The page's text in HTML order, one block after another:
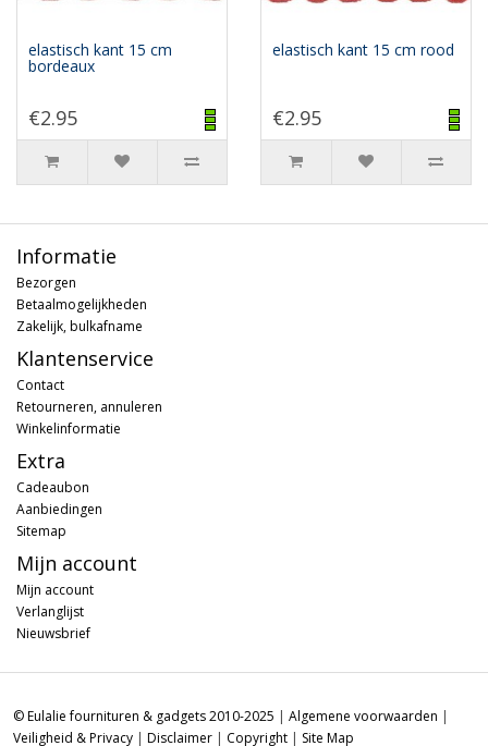
elastisch kant 15 cm
bordeaux
€2.95
elastisch kant 15 cm rood
€2.95
Informatie
Bezorgen
Betaalmogelijkheden
Zakelijk, bulkafname
Klantenservice
Contact
Retourneren, annuleren
Winkelinformatie
Extra
Cadeaubon
Aanbiedingen
Sitemap
Mijn account
Mijn account
Verlanglijst
Nieuwsbrief
© Eulalie fournituren & gadgets 2010-2025 | Algemene voorwaarden |
Veiligheid & Privacy | Disclaimer | Copyright | Site Map